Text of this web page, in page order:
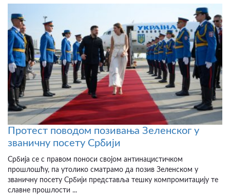
Протест поводом позивања Зеленског у
званичну посету Србији
Србија се с правом поноси својом антинацистичком
прошлошћу, па утолико сматрамо да позив Зеленском у
званичну посету Србији представља тешку компромитацију те
славне прошлости ...